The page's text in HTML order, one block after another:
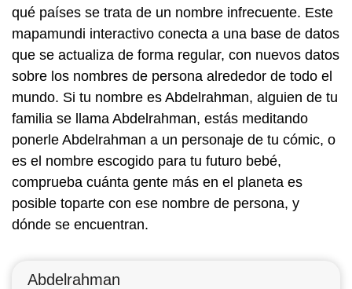
qué países se trata de un nombre infrecuente. Este
mapamundi interactivo conecta a una base de datos
que se actualiza de forma regular, con nuevos datos
sobre los nombres de persona alrededor de todo el
mundo. Si tu nombre es Abdelrahman, alguien de tu
familia se llama Abdelrahman, estás meditando
ponerle Abdelrahman a un personaje de tu cómic, o
es el nombre escogido para tu futuro bebé,
comprueba cuánta gente más en el planeta es
posible toparte con ese nombre de persona, y
dónde se encuentran.
Abdelrahman